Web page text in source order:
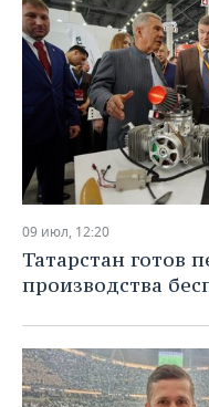
09 июл, 12:20
Татарстан готов
производства